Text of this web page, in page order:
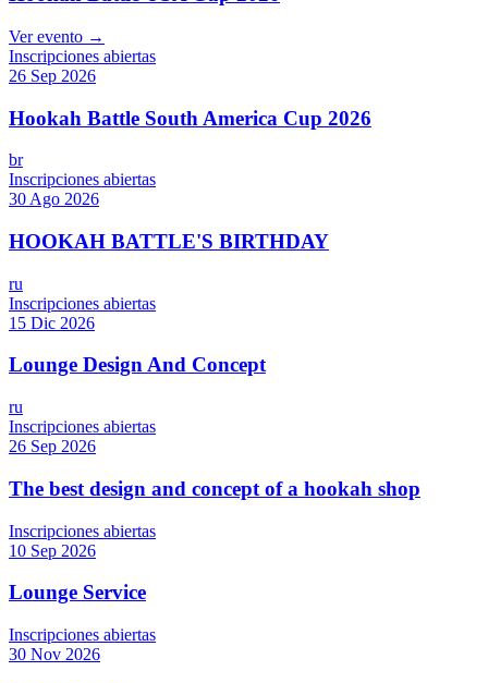
Ver evento →
Inscripciones abiertas
26 Sep 2026
Hookah Battle South America Cup 2026
br
Inscripciones abiertas
30 Ago 2026
HOOKAH BATTLE'S BIRTHDAY
ru
Inscripciones abiertas
15 Dic 2026
Lounge Design And Concept
ru
Inscripciones abiertas
26 Sep 2026
The best design and concept of a hookah shop
Inscripciones abiertas
10 Sep 2026
Lounge Service
Inscripciones abiertas
30 Nov 2026